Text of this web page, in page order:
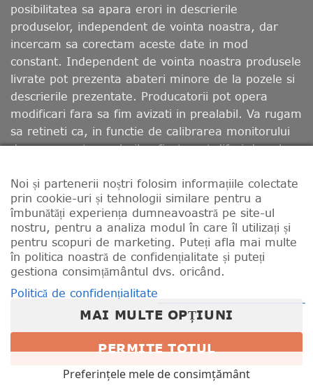
posibilitatea sa apara erori in descrierile
produselor, independent de vointa noastra, dar
incercam sa corectam aceste date in mod
constant. Independent de vointa noastra produsele
livrate pot prezenta abateri minore de la pozele si
descrierile prezentate. Producatorii pot opera
modificari fara sa fim avizati in prealabil. Va rugam
sa retineti ca, in functie de calibrarea monitorului
dumneavoastra, culorile afisate pot diferi de cele
CONTACT LIVRARE RETUR
MODALITATI DE PLATA
TERMENII ȘI CONDIȚIILE
PROGRAM FIDELIZARE SI PUNCTE BONUS
POLITICĂ DE CONFIDENȚIALITATE
REGULAMENTE CONCURSURI
POLITICA DE UTILIZARE COOKIE-URI
Copyright 2026 © Total Race Romania. Designed &
Noi și partenerii noștri folosim informațiile colectate
prin cookie-uri și tehnologii similare pentru a
îmbunătăți experiența dumneavoastră pe site-ul
nostru, pentru a analiza modul în care îl utilizați și
pentru scopuri de marketing. Puteți afla mai multe
în politica noastră de confidențialitate și puteți
gestiona consimțământul dvs. oricând.
Politică de confidențialitate
MAI MULTE OPȚIUNI
PERMITE TOTUL
Preferințele mele de consimțământ